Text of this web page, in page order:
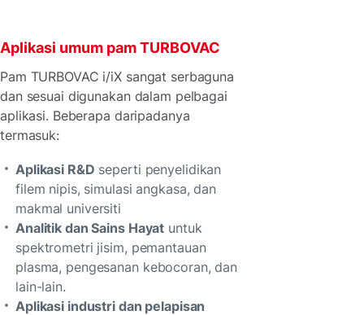
Aplikasi umum pam TURBOVAC
Pam TURBOVAC i/iX sangat serbaguna
dan sesuai digunakan dalam pelbagai
aplikasi. Beberapa daripadanya
termasuk:
Aplikasi R&D seperti penyelidikan
filem nipis, simulasi angkasa, dan
makmal universiti
Analitik dan Sains Hayat untuk
spektrometri jisim, pemantauan
plasma, pengesanan kebocoran, dan
lain-lain.
Aplikasi industri dan pelapisan